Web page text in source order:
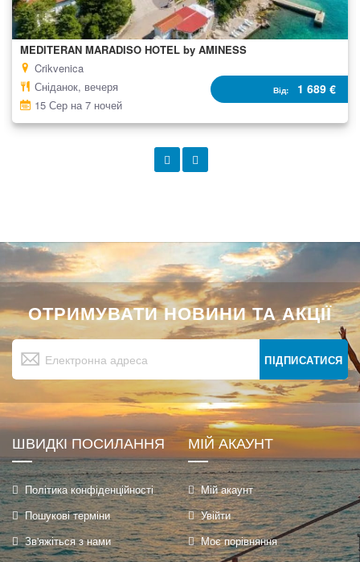
MEDITERAN MARADISO HOTEL by AMINESS
Від 1 689 €
Crikvenica
Сніданок, вечеря
15 Сер на 7 ночей
ОТРИМУВАТИ НОВИНИ ТА АКЦІЇ
Підпишіться
на
нашу
розсилку
новин:
ПІДПИСАТИСЯ
ШВИДКІ ПОСИЛАННЯ
Політика конфіденційності
Пошукові терміни
Зв'яжіться з нами
МІЙ АКАУНТ
Мій акаунт
Увійти
Моє порівняння